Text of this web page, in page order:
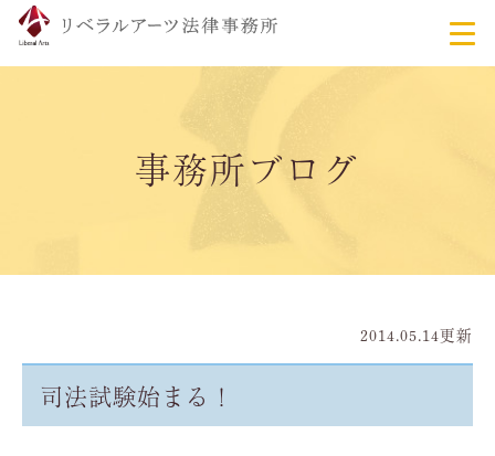
事務所ブログ
2014.05.14更新
司法試験始まる！